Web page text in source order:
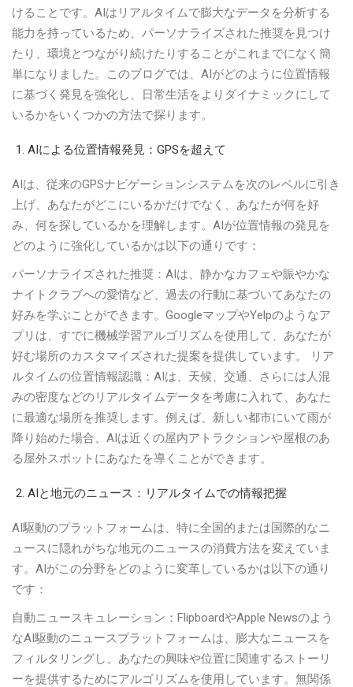
けることです。AIはリアルタイムで膨大なデータを分析する
能力を持っているため、パーソナライズされた推奨を見つけ
たり、環境とつながり続けたりすることがこれまでになく簡
単になりました。このブログでは、AIがどのように位置情報
に基づく発見を強化し、日常生活をよりダイナミックにして
いるかをいくつかの方法で探ります。
AIによる位置情報発見：GPSを超えて
AIは、従来のGPSナビゲーションシステムを次のレベルに引き
上げ、あなたがどこにいるかだけでなく、あなたが何を好
み、何を探しているかを理解します。AIが位置情報の発見を
どのように強化しているかは以下の通りです：
パーソナライズされた推奨：AIは、静かなカフェや賑やかな
ナイトクラブへの愛情など、過去の行動に基づいてあなたの
好みを学ぶことができます。GoogleマップやYelpのようなア
プリは、すでに機械学習アルゴリズムを使用して、あなたが
好む場所のカスタマイズされた提案を提供しています。 リア
ルタイムの位置情報認識：AIは、天候、交通、さらには人混
みの密度などのリアルタイムデータを考慮に入れて、あなた
に最適な場所を推奨します。例えば、新しい都市にいて雨が
降り始めた場合、AIは近くの屋内アトラクションや屋根のあ
る屋外スポットにあなたを導くことができます。
AIと地元のニュース：リアルタイムでの情報把握
AI駆動のプラットフォームは、特に全国的または国際的なニ
ュースに隠れがちな地元のニュースの消費方法を変えていま
す。AIがこの分野をどのように変革しているかは以下の通り
です：
自動ニュースキュレーション：FlipboardやApple Newsのよう
なAI駆動のニュースプラットフォームは、膨大なニュースを
フィルタリングし、あなたの興味や位置に関連するストーリ
ーを提供するためにアルゴリズムを使用しています。無関係